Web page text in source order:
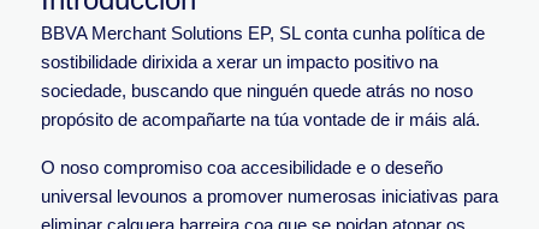
BBVA Merchant Solutions EP, SL conta cunha política de
sostibilidade dirixida a xerar un impacto positivo na
sociedade, buscando que ninguén quede atrás no noso
propósito de acompañarte na túa vontade de ir máis alá.
O noso compromiso coa accesibilidade e o deseño
universal levounos a promover numerosas iniciativas para
eliminar calquera barreira coa que se poidan atopar os